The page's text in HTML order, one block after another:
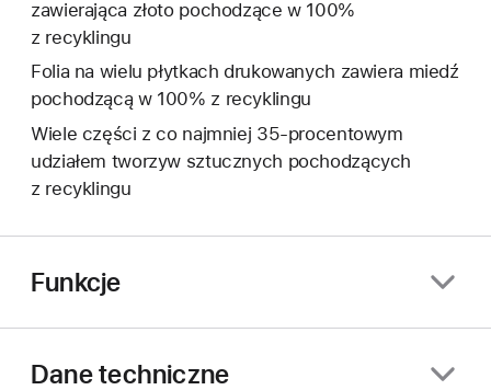
zawierająca złoto pochodzące w 100%
z recyklingu
Folia na wielu płytkach drukowanych zawiera miedź
pochodzącą w 100% z recyklingu
Wiele części z co najmniej 35-procentowym
udziałem tworzyw sztucznych pochodzących
z recyklingu
Funkcje
Dane techniczne